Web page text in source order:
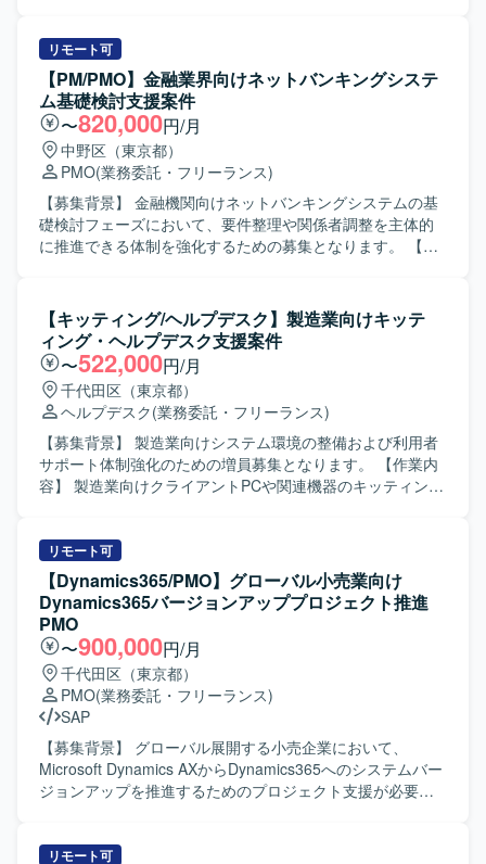
などの顧客対応、開発ベンダーへの各種調整依頼、アプリ
および関連システムのリリース作業などを担当していただ
きます。状況に応じて夜間・休日のリリース作業が発生す
る場合もございます。また、保守・修繕作業の状況に応じ
て、別システムに関する作業をお願いする可能性もござい
ます。 【求める人物像】 コミュニケーションを取りながら
円滑に調整業務を進めていただける方を求めています。モ
バイルアプリやサーバー処理の運用保守に主体的に取り組
み、状況変化にも柔軟に対応いただける方ですと望ましい
です。 【ポジションの魅力】 モバイルアプリとサーバー処
を通じて、顧客折衝やベンダーコントロールのスキルもあ
わせて習得・強化していただける環境です。 【開発環境】
スマートフォンアプリおよび関連サーバー処理の運用保守
環境での作業となります。iOS関連ツールやGitHub、Linux
コマンド、SQLiteなどを用いた環境が想定されます。
リモート可
【PM/PMO】金融業界向けネットバンキングシステ
ム基礎検討支援案件
〜820,000円/月
中野区（東京都）
PMO(業務委託・フリーランス)
【募集背景】 金融機関向けネットバンキングシステムの基
礎検討フェーズにおいて、要件整理や関係者調整を主体的
に推進できる体制を強化するための募集となります。 【作
関係者とのコミュニケーションを通じて、業務要件の整理
や課題の抽出・整理を行っていただきます。また、業務遂
行責任者として、要件定義に向けた論点整理や検討推進、
関係部署との合意形成支援など、上流工程全般をリードし
ていただきます。 【求める人物像】 関係者と円滑にコミュ
ニケーションを取りながら、主体的に検討をリードしてい
ただける方を求めております。金融業界の業務知見を活か
しつつ、論点整理や資料作成を通じて、構造的に物事を捉
えられる方が望ましいです。また、自立して業務を推進し
ョンの魅力】 金融業界向けの大規模システムにおいて、基
礎検討から携わることができ、上流工程での要件整理や企
画検討の経験を深めていただけます。業務遂行責任者とし
て裁量を持って動くことができるため、PM／PMOや上流工
程のスキルをさらに強化したい方にとって、キャリア形成
上も大きな経験となるポジションです。 【開発環境】 本案
件は主に基礎検討および要件整理フェーズの業務となるた
め、特定の技術スタックよりも業務知見と上流工程スキル
が重視される環境となります。
【キッティング/ヘルプデスク】製造業向けキッテ
ィング・ヘルプデスク支援案件
〜522,000円/月
千代田区（東京都）
ヘルプデスク(業務委託・フリーランス)
【募集背景】 製造業向けシステム環境の整備および利用者
サポート体制強化のための増員募集となります。 【作業内
容】 製造業向けクライアントPCや関連機器のキッティング
などを実施いたします。併せて、インフラ環境や業務アプ
リケーション、プリンター等に関する問い合わせに対応
し、一次切り分けやエスカレーション、利用者への操作案
内などを行っていただきます。作業手順の標準化に向けた
手順書の作成や更新にも携わっていただきます。 【求める
人物像】 利用者目線で丁寧に対応できる方を求めていま
す。コミュニケーションを取りながら状況整理や説明を行
うことが得意な方、自ら主体的に業務改善や手順の整備に
取り組める方にマッチする環境です。複数のタスクを並行
して進めながらも、確実かつ正確に作業を遂行できる方を
歓迎いたします。 【ポジションの魅力】 キッティングとヘ
ルプデスクの両面からエンドユーザー環境を支える経験を
点を身に付けていただけます。長期的な参画を通じて、顧
リモート可
【Dynamics365/PMO】グローバル小売業向け
Dynamics365バージョンアッププロジェクト推進
PMO
〜900,000円/月
千代田区（東京都）
PMO(業務委託・フリーランス)
SAP
【募集背景】 グローバル展開する小売企業において、
Microsoft Dynamics AXからDynamics365へのシステムバー
ジョンアップを推進するためのプロジェクト支援が必要と
Dynamics365へのシステムバージョンアッププロジェクト
リモート可